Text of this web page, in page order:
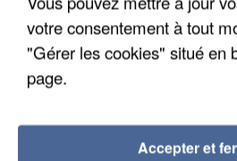
votre consentement à tout
"Gérer les cookies" situé en
page.
Accepter et